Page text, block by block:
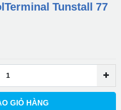
Tunstall 77
GIỎ HÀNG